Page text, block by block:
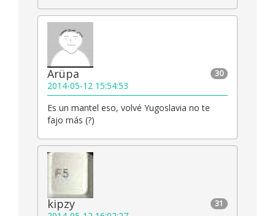
30
Arüpa
2014-05-12 15:54:53
Es un mantel eso, volvé Yugoslavia no te
fajo más (?)
31
kipzy